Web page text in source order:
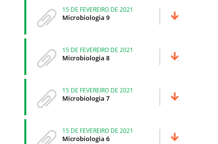
15 DE FEVEREIRO DE 2021
Microbiologia 9
15 DE FEVEREIRO DE 2021
Microbiologia 8
15 DE FEVEREIRO DE 2021
Microbiologia 7
15 DE FEVEREIRO DE 2021
Microbiologia 6